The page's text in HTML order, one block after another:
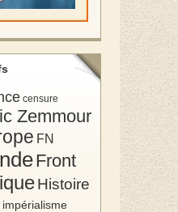
censure
Zemmour
FN
Front
Histoire
impérialisme